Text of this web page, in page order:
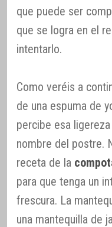
que puede ser
que se logra en el
intentarlo.
Como veréis a
de una espuma de
percibe esa
nombre del postre.
receta de la
para que tenga un
frescura. La
una mantequilla de